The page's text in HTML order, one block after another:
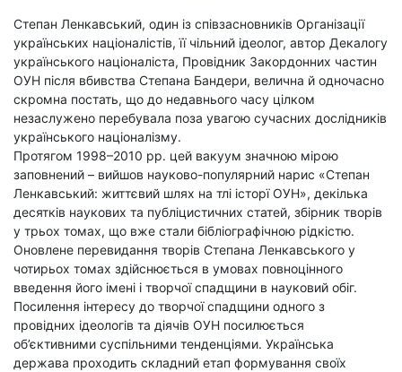
Степан Ленкавський, один із співзасновників Організації
українських націоналістів, її чільний ідеолог, автор Декалогу
українського націоналіста, Провідник Закордонних частин
ОУН після вбивства Степана Бандери, велична й одночасно
скромна постать, що до недавнього часу цілком
незаслужено перебувала поза увагою сучасних дослідників
українського націоналізму.
Протягом 1998–2010 рр. цей вакуум значною мірою
заповнений – вийшов науково-популярний нарис «Степан
Ленкавський: життєвий шлях на тлі історї ОУН», декілька
десятків наукових та публіцистичних статей, збірник творів
у трьох томах, що вже стали бібліографічною рідкістю.
Оновлене перевидання творів Степана Ленкавського у
чотирьох томах здійснюється в умовах повноцінного
введення його імені і творчої спадщини в науковий обіг.
Посилення інтересу до творчої спадщини одного з
провідних ідеологів та діячів ОУН посилюється
об’єктивними суспільними тенденціями. Українська
держава проходить складний етап формування своїх